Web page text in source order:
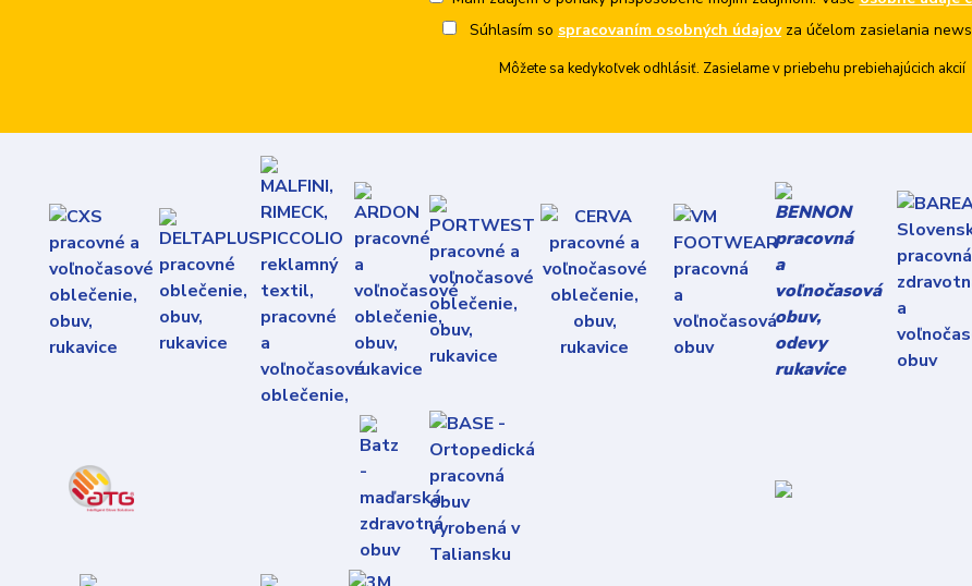
Súhlasím so spracovaním osobných údajovza účelom zasielania
Môžete sa kedykoľvek odhlásiť. Zasielame v priebehu prebiehajúcich akcií